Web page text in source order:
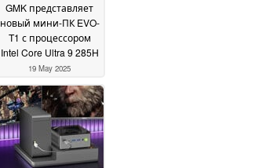
GMK представляет
новый мини-ПК EVO-
T1 с процессором
Intel Core Ultra 9 285H
19 May 2025